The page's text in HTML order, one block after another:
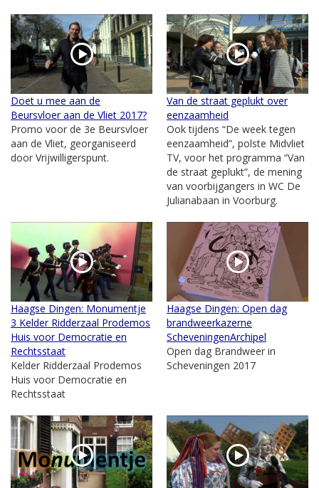
Doet u mee aan de
Beursvloer aan de Vliet 2017?
Promo voor de 3e Beursvloer
aan de Vliet, georganiseerd
door Vrijwilligerspunt.
Van de straat geplukt over
eenzaamheid
Ook tijdens “De week tegen
eenzaamheid”, polste Midvliet
TV, voor het programma “Van
de straat geplukt”, de mening
van voorbijgangers in WC De
Julianabaan in Voorburg.
Haagse Dingen: Monumentje
3 Kelder Ridderzaal Prodemos
Huis voor Democratie en
Rechtsstaat
Kelder Ridderzaal Prodemos
Huis voor Democratie en
Rechtsstaat
Haagse Dingen: Open dag
brandweerkazerne
ScheveningenArchipel
Open dag Brandweer in
Scheveningen 2017